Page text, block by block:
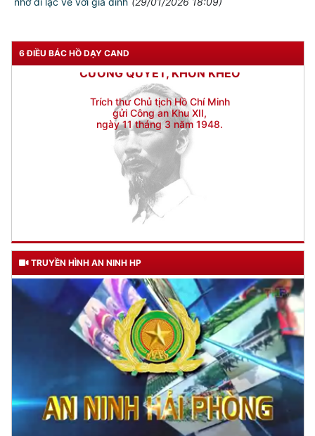
6 ĐIỀU BÁC HỒ DẠY CAND
Trích thư Chủ tịch Hồ Chí Minh
gửi Công an Khu XII,
ngày 11 tháng 3 năm 1948.
TRUYỀN HÌNH AN NINH HP